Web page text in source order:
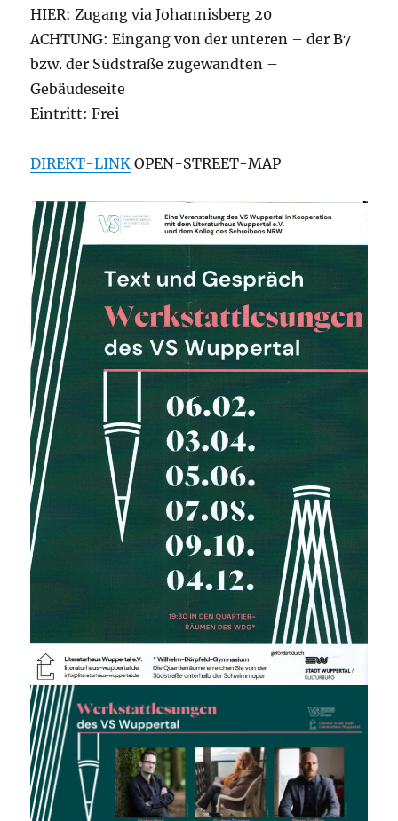
HIER: Zugang via Johannisberg 20
ACHTUNG: Eingang von der unteren – der B7
bzw. der Südstraße zugewandten –
Gebäudeseite
Eintritt: Frei
DIREKT-LINK OPEN-STREET-MAP